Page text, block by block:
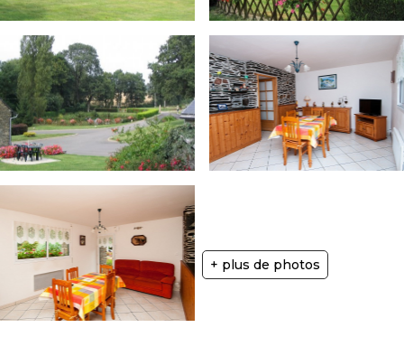
+ plus de photos